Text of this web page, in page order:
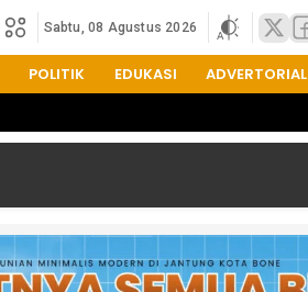
Sabtu, 08 Agustus 2026
POLITIK EDUKASI ADVERTORIAL